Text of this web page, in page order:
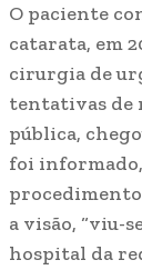
O paciente
catarata, em
cirurgia de
tentativas de
pública,
foi
procedimento
a visão, “viu-
hospital da